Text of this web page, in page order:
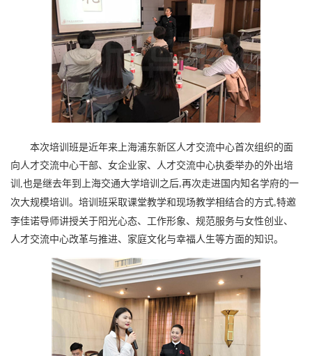
本次培训班是近年来上海浦东新区人才交流中心首次组织的面
向人才交流中心干部、女企业家、人才交流中心执委举办的外出培
训 ,也是继去年到上海交通大学培训之后,再次走进国内知名学府的一
次大规模培训。培训班采取课堂教学和现场教学相结合的方式,特邀
李佳诺导师讲授关于阳光心态、工作形象、规范服务与女性创业、
人才交流中心改革与推进、家庭文化与幸福人生等方面的知识。